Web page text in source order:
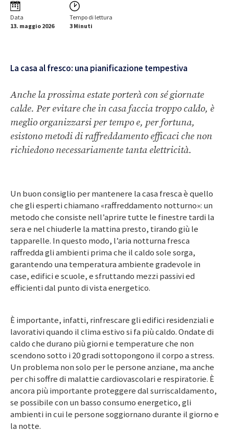
Data
13. maggio 2026
Tempo di lettura
3 Minuti
La casa al fresco: una pianificazione tempestiva
Anche la prossima estate porterà con sé giornate
calde. Per evitare che in casa faccia troppo caldo, è
meglio organizzarsi per tempo e, per fortuna,
esistono metodi di raffreddamento efficaci che non
richiedono necessariamente tanta elettricità.
Un buon consiglio per mantenere la casa fresca è quello
che gli esperti chiamano «raffreddamento notturno»: un
metodo che consiste nell’aprire tutte le finestre tardi la
sera e nel chiuderle la mattina presto, tirando giù le
tapparelle. In questo modo, l’aria notturna fresca
raffredda gli ambienti prima che il caldo sole sorga,
garantendo una temperatura ambiente gradevole in
case, edifici e scuole, e sfruttando mezzi passivi ed
efficienti dal punto di vista energetico.
È importante, infatti, rinfrescare gli edifici residenziali e
lavorativi quando il clima estivo si fa più caldo. Ondate di
caldo che durano più giorni e temperature che non
scendono sotto i 20 gradi sottopongono il corpo a stress.
Un problema non solo per le persone anziane, ma anche
per chi soffre di malattie cardiovascolari e respiratorie. È
ancora più importante proteggere dal surriscaldamento,
se possibile con un basso consumo energetico, gli
ambienti in cui le persone soggiornano durante il giorno e
la notte.